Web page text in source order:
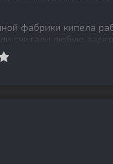
фабрики кипела
считали любую
Кадир,